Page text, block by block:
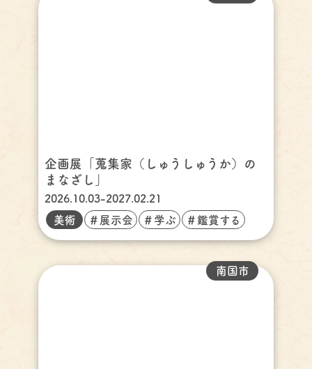
企画展「蒐集家（しゅうしゅうか）の
まなざし」
2026.10.03-2027.02.21
美術
＃展示会 ＃学ぶ ＃鑑賞する
南国市